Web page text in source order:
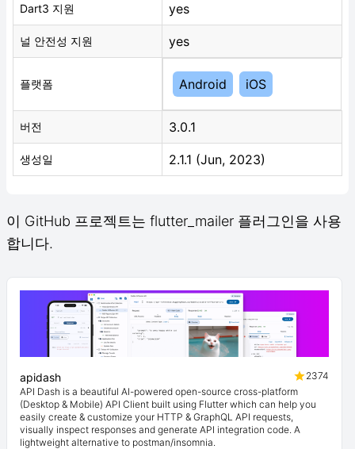
Dart3 지원 yes
널 안전성 지원 yes
플랫폼 Android iOS
버전 3.0.1
생성일 2.1.1 (Jun, 2023)
이 GitHub 프로젝트는 flutter_mailer 플러그인을 사용
합니다.
apidash
2374
API Dash is a beautiful AI-powered open-source cross-platform
(Desktop & Mobile) API Client built using Flutter which can help you
easily create & customize your HTTP & GraphQL API requests,
visually inspect responses and generate API integration code. A
lightweight alternative to postman/insomnia.